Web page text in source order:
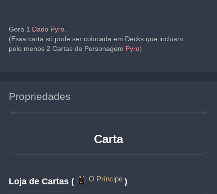
Gera 1 Dado Pyro
(Essa carta só pode ser colocada em Decks que incluam
pelo menos 2 Cartas de Personagem Pyro)
Propriedades
Carta
Loja de Cartas ( O Príncipe )